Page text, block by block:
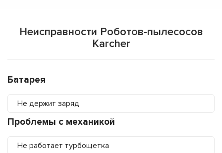
Неисправности Роботов-пылесосов
Karcher
Батарея
Не держит заряд
Проблемы с механикой
Не работает турбощетка